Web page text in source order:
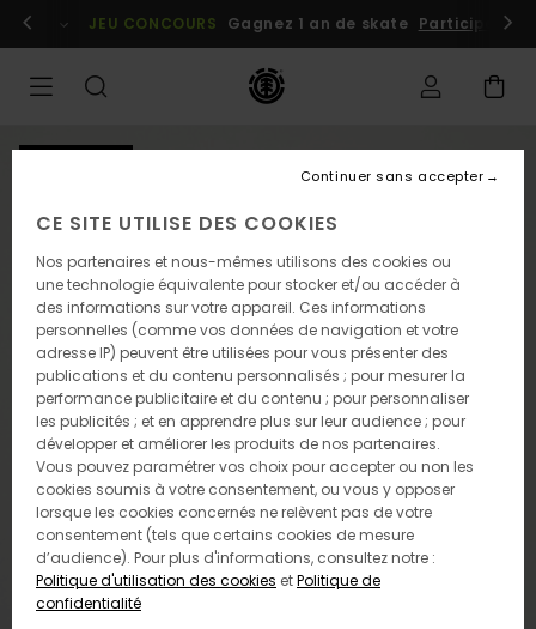
l'information
Se connecter / s'inscrire
JEU CONCOURS Gagnez 1 an de skate Participez
CE SITE UTILISE DES COOKIES
Nos partenaires et nous-mêmes utilisons des cookies ou
une technologie équivalente pour stocker et/ou accéder à
des informations sur votre appareil. Ces informations
personnelles (comme vos données de navigation et votre
adresse IP) peuvent être utilisées pour vous présenter des
publications et du contenu personnalisés ; pour mesurer la
performance publicitaire et du contenu ; pour personnaliser
les publicités ; et en apprendre plus sur leur audience ; pour
développer et améliorer les produits de nos partenaires.
Vous pouvez paramétrer vos choix pour accepter ou non les
cookies soumis à votre consentement, ou vous y opposer
lorsque les cookies concernés ne relèvent pas de votre
consentement (tels que certains cookies de mesure
d’audience). Pour plus d'informations, consultez notre :
Politique d'utilisation des cookies etPolitique de
confidentialité
Continuer sans accepter